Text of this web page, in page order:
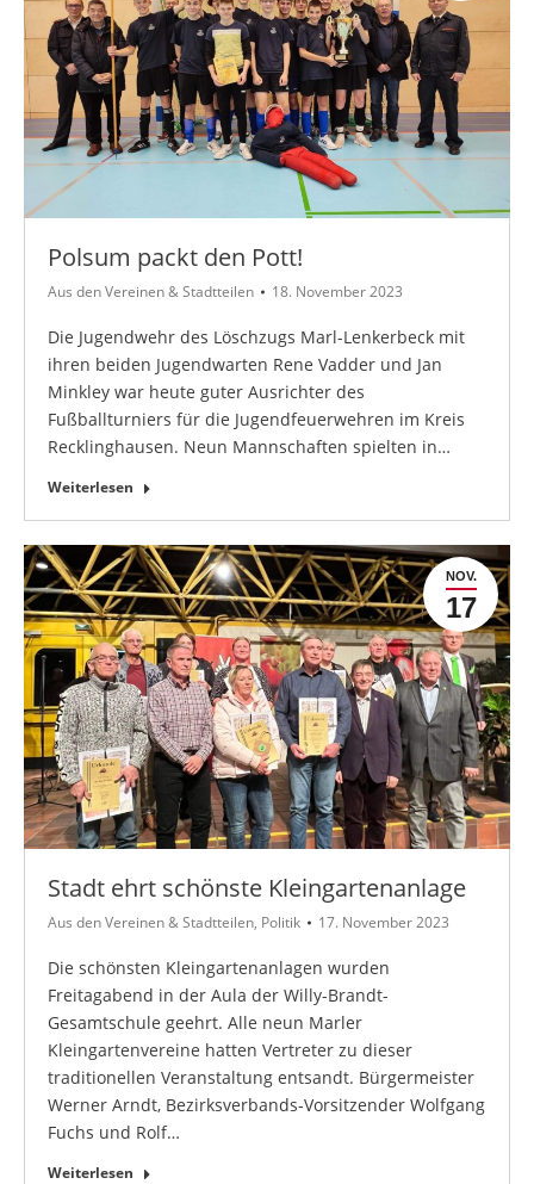
Polsum packt den Pott!
Aus den Vereinen & Stadtteilen 18. November 2023
Die Jugendwehr des Löschzugs Marl-Lenkerbeck mit
ihren beiden Jugendwarten Rene Vadder und Jan
Minkley war heute guter Ausrichter des
Fußballturniers für die Jugendfeuerwehren im Kreis
Recklinghausen. Neun Mannschaften spielten in…
Weiterlesen
NOV.
17
Stadt ehrt schönste Kleingartenanlage
Aus den Vereinen & Stadtteilen, Politik 17. November 2023
Die schönsten Kleingartenanlagen wurden
Freitagabend in der Aula der Willy-Brandt-
Gesamtschule geehrt. Alle neun Marler
Kleingartenvereine hatten Vertreter zu dieser
traditionellen Veranstaltung entsandt. Bürgermeister
Werner Arndt, Bezirksverbands-Vorsitzender Wolfgang
Fuchs und Rolf…
Weiterlesen